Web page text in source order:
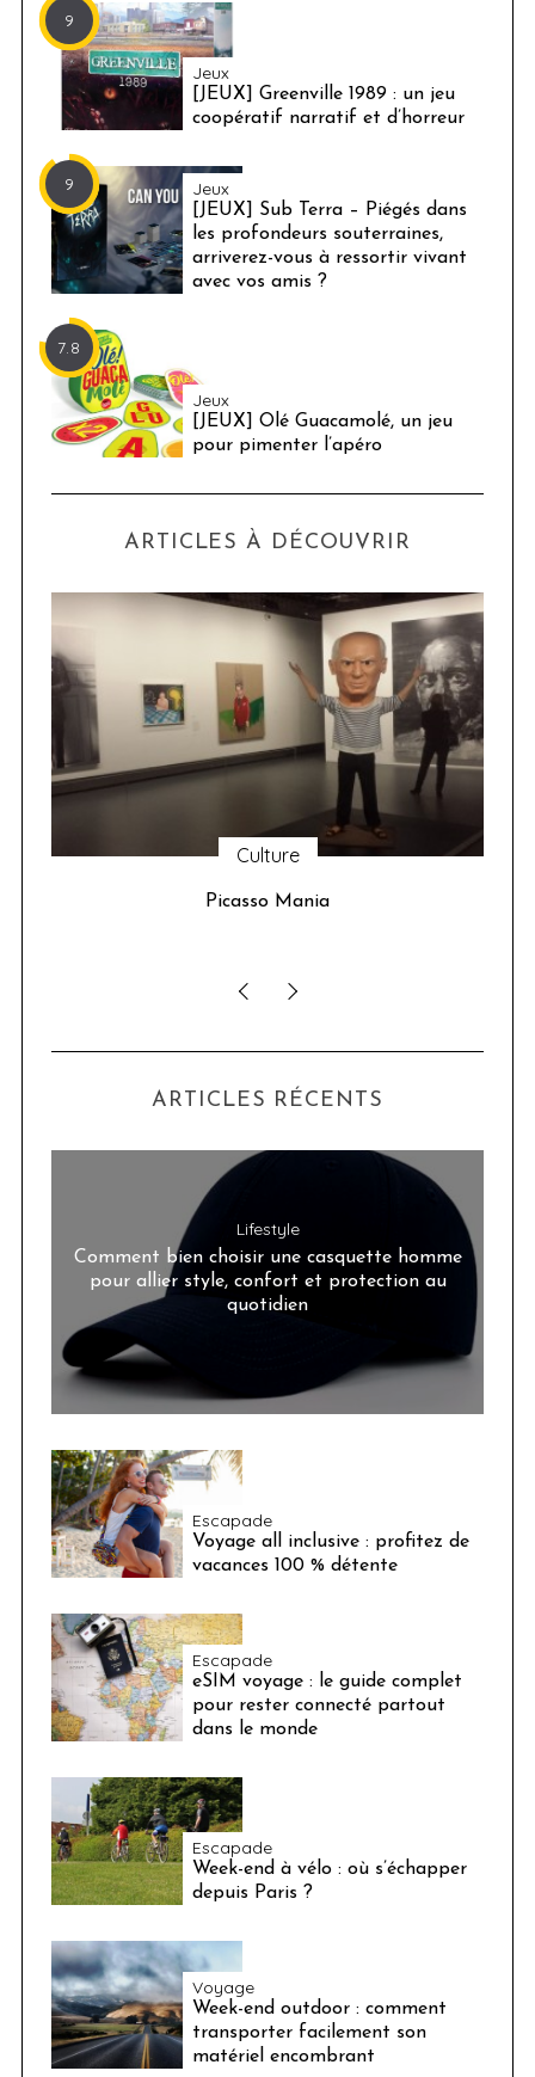
9
Jeux
[JEUX] Greenville 1989 : un jeu
coopératif narratif et d’horreur
9 Jeux
[JEUX] Sub Terra – Piégés dans
les profondeurs souterraines,
arriverez-vous à ressortir vivant
avec vos amis ?
7.8
Jeux
[JEUX] Olé Guacamolé, un jeu
pour pimenter l’apéro
ARTICLES À DÉCOUVRIR
Culture
Picasso Mania
ARTICLES RÉCENTS
Lifestyle
Comment bien choisir une casquette homme
pour allier style, confort et protection au
quotidien
Escapade
Voyage all inclusive : profitez de
vacances 100 % détente
Escapade
eSIM voyage : le guide complet
pour rester connecté partout
dans le monde
Escapade
Week-end à vélo : où s’échapper
depuis Paris ?
Voyage
Week-end outdoor : comment
transporter facilement son
matériel encombrant